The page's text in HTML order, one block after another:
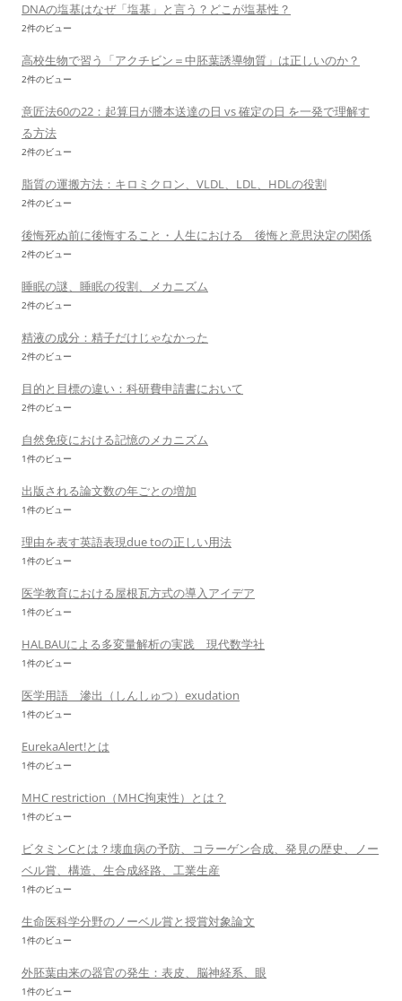
DNAの塩基はなぜ「塩基」と言う？どこが塩基性？
2件のビュー
高校生物で習う「アクチビン＝中胚葉誘導物質」は正しいのか？
2件のビュー
意匠法60の22：起算日が謄本送達の日 vs 確定の日 を一発で理解す
る方法
2件のビュー
脂質の運搬方法：キロミクロン、VLDL、LDL、HDLの役割
2件のビュー
後悔死ぬ前に後悔すること・人生における 後悔と意思決定の関係
2件のビュー
睡眠の謎、睡眠の役割、メカニズム
2件のビュー
精液の成分：精子だけじゃなかった
2件のビュー
目的と目標の違い：科研費申請書において
2件のビュー
自然免疫における記憶のメカニズム
1件のビュー
出版される論文数の年ごとの増加
1件のビュー
理由を表す英語表現due toの正しい用法
1件のビュー
医学教育における屋根瓦方式の導入アイデア
1件のビュー
HALBAUによる多変量解析の実践 現代数学社
1件のビュー
医学用語 滲出（しんしゅつ）exudation
1件のビュー
EurekaAlert!とは
1件のビュー
MHC restriction（MHC拘束性）とは？
1件のビュー
ビタミンCとは？壊血病の予防、コラーゲン合成、発見の歴史、ノー
ベル賞、構造、生合成経路、工業生産
1件のビュー
生命医科学分野のノーベル賞と授賞対象論文
1件のビュー
外胚葉由来の器官の発生：表皮、脳神経系、眼
1件のビュー